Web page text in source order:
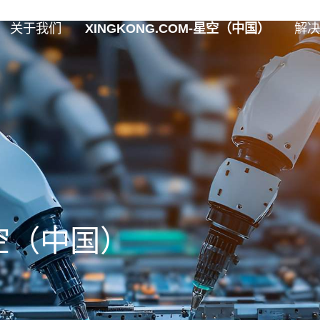
关于我们 XINGKONG.COM-星空（中国） 解
（中国）